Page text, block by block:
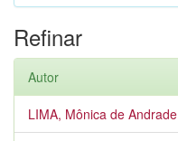
Refinar
Autor
LIMA, Mônica de Andrade